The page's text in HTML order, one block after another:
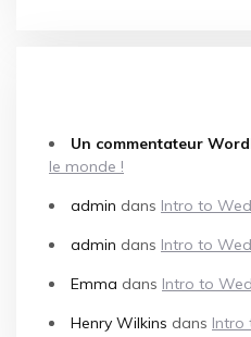
Un commentateur
le monde !
admin dans Intro to
admin dans Intro to
Emma dans Intro to
Henry Wilkins dans Intro